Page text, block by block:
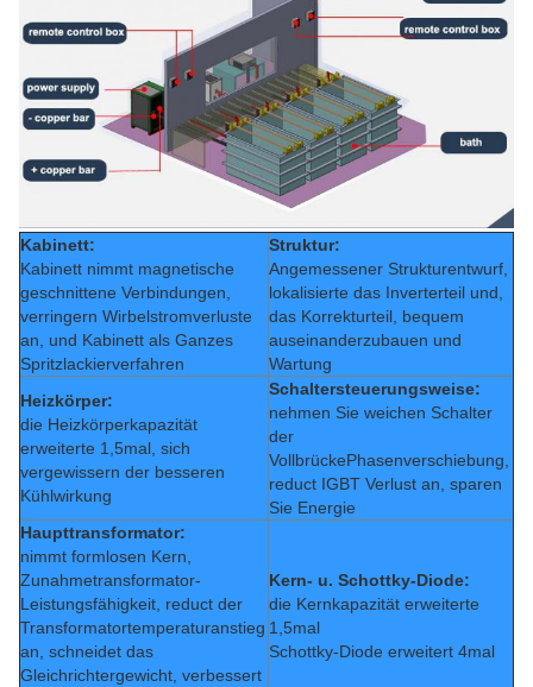
Kabinett:
Kabinett nimmt magnetische
geschnittene Verbindungen,
verringern Wirbelstromverluste
an, und Kabinett als Ganzes
Spritzlackierverfahren
Struktur:
Angemessener Strukturentwurf,
lokalisierte das Inverterteil und,
das Korrekturteil, bequem
auseinanderzubauen und
Wartung
Heizkörper:
die Heizkörperkapazität
erweiterte 1,5mal, sich
vergewissern der besseren
Kühlwirkung
Schaltersteuerungsweise:
nehmen Sie weichen Schalter
der
VollbrückePhasenverschiebung,
reduct IGBT Verlust an, sparen
Sie Energie
Haupttransformator:
nimmt formlosen Kern,
Zunahmetransformator-
Leistungsfähigkeit, reduct der
Transformatortemperaturanstieg
an, schneidet das
Gleichrichtergewicht, verbessert
Kern- u. Schottky-Diode:
die Kernkapazität erweiterte
1,5mal
Schottky-Diode erweitert 4mal